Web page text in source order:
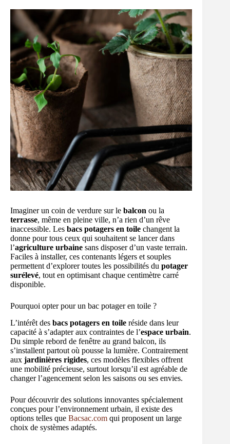
Imaginer un coin de verdure sur le balcon ou la
terrasse, même en pleine ville, n’a rien d’un rêve
inaccessible. Les bacs potagers en toile changent la
donne pour tous ceux qui souhaitent se lancer dans
l’agriculture urbaine sans disposer d’un vaste terrain.
Faciles à installer, ces contenants légers et souples
permettent d’explorer toutes les possibilités du potager
surélevé, tout en optimisant chaque centimètre carré
disponible.
Pourquoi opter pour un bac potager en toile ?
L’intérêt des bacs potagers en toile réside dans leur
capacité à s’adapter aux contraintes de l’espace urbain.
Du simple rebord de fenêtre au grand balcon, ils
s’installent partout où pousse la lumière. Contrairement
aux jardinières rigides, ces modèles flexibles offrent
une mobilité précieuse, surtout lorsqu’il est agréable de
changer l’agencement selon les saisons ou ses envies.
Pour découvrir des solutions innovantes spécialement
conçues pour l’environnement urbain, il existe des
options telles que Bacsac.com qui proposent un large
choix de systèmes adaptés.